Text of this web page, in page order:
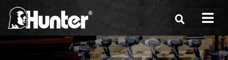
הסיפור שלנו